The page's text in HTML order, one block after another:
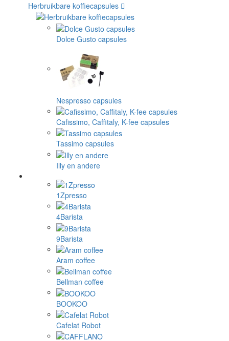
Herbruikbare koffiecapsules
Dolce Gusto capsules
Nespresso capsules
Cafissimo, Caffitaly, K-fee capsules
Tassimo capsules
Illy en andere
1Zpresso
4Barista
9Barista
Aram coffee
Bellman coffee
BOOKOO
Cafelat Robot